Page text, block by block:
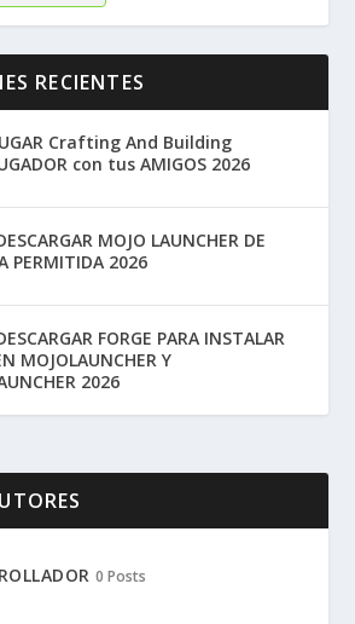
RECIENTES
Crafting And Building
con tus AMIGOS 2026
MOJO LAUNCHER DE
PERMITIDA 2026
FORGE PARA INSTALAR
MOJOLAUNCHER Y
2026
0 Posts